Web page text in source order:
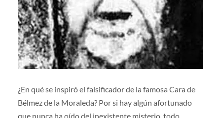
¿En qué se inspiró el falsificador de la famosa Cara de
Bélmez de la Moraleda? Por si hay algún afortunado
que nunca ha oído del inexistente misterio, todo